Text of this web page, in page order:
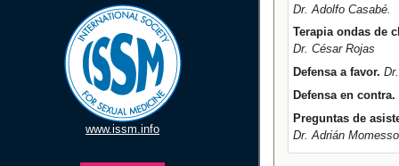
www.issm.info
Dr. Adolfo Casabé.
Terapia ondas de
Dr. César Rojas
Defensa a favor.
Defensa en contra.
Preguntas de
Dr. Adrián